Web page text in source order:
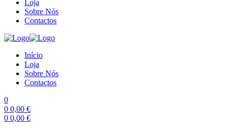
Loja
Sobre Nós
Contactos
Início
Loja
Sobre Nós
Contactos
0
0 0,00 €
0 0,00 €